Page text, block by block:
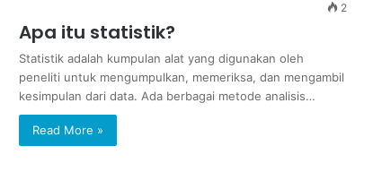
2
Apa itu statistik?
Statistik adalah kumpulan alat yang digunakan oleh
peneliti untuk mengumpulkan, memeriksa, dan mengambil
kesimpulan dari data. Ada berbagai metode analisis…
Read More »